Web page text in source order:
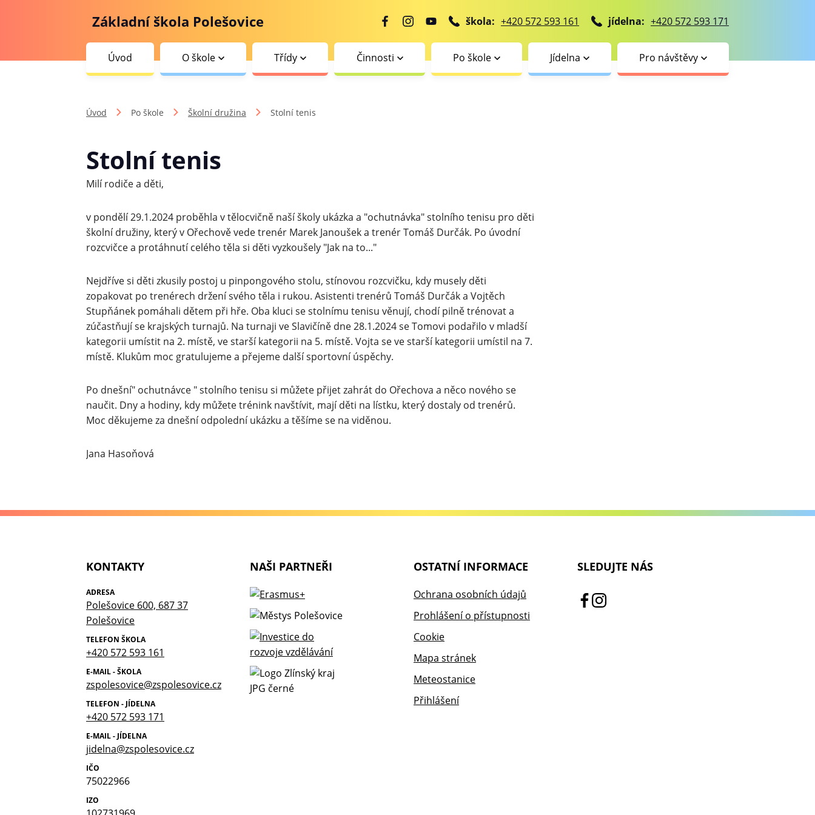
Základní škola Polešovice škola: +420 572 593 161 jídelna: +420 572 593 171
Úvod O škole Třídy Činnosti Po škole Jídelna Pro návštěvy
Úvod Po škole Školní družina Stolní tenis
Stolní tenis
Milí rodiče a děti,
v pondělí 29.1.2024 proběhla v tělocvičně naší školy ukázka a "ochutnávka" stolního tenisu pro děti
školní družiny, který v Ořechově vede trenér Marek Janoušek a trenér Tomáš Durčák. Po úvodní
rozcvičce a protáhnutí celého těla si děti vyzkoušely "Jak na to..."
Nejdříve si děti zkusily postoj u pinpongového stolu, stínovou rozcvičku, kdy musely děti
zopakovat po trenérech držení svého těla i rukou. Asistenti trenérů Tomáš Durčák a Vojtěch
Stupňánek pomáhali dětem při hře. Oba kluci se stolnímu tenisu věnují, chodí pilně trénovat a
zúčastňují se krajských turnajů. Na turnaji ve Slavičíně dne 28.1.2024 se Tomovi podařilo v mladší
kategorii umístit na 2. místě, ve starší kategorii na 5. místě. Vojta se ve starší kategorii umístil na 7.
místě. Klukům moc gratulujeme a přejeme další sportovní úspěchy.
Po dnešní" ochutnávce " stolního tenisu si můžete přijet zahrát do Ořechova a něco nového se
naučit. Dny a hodiny, kdy můžete trénink navštívit, mají děti na lístku, který dostaly od trenérů.
Moc děkujeme za dnešní odpolední ukázku a těšíme se na viděnou.
Jana Hasoňová
KONTAKTY
ADRESA
Polešovice 600, 687 37
Polešovice
TELEFON ŠKOLA
+420 572 593 161
E-MAIL - ŠKOLA
zspolesovice@zspolesovice.cz
TELEFON - JÍDELNA
+420 572 593 171
E-MAIL - JÍDELNA
jidelna@zspolesovice.cz
IČO
75022966
IZO
NAŠI PARTNEŘI OSTATNÍ INFORMACE
Ochrana osobních údajů
Prohlášení o přístupnosti
Cookie
Mapa stránek
Meteostanice
Přihlášení
SLEDUJTE NÁS